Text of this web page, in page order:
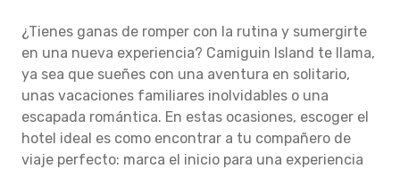
¿Tienes ganas de romper con la rutina y sumergirte
en una nueva experiencia? Camiguin Island te llama,
ya sea que sueñes con una aventura en solitario,
unas vacaciones familiares inolvidables o una
escapada romántica. En estas ocasiones, escoger el
hotel ideal es como encontrar a tu compañero de
viaje perfecto: marca el inicio para una experiencia